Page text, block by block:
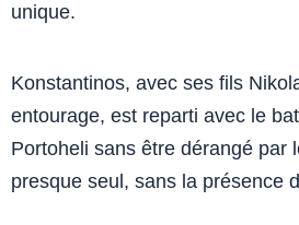
unique.
Konstantinos, avec ses fils
entourage, est reparti avec le
Portoheli sans être dérangé par
presque seul, sans la présence